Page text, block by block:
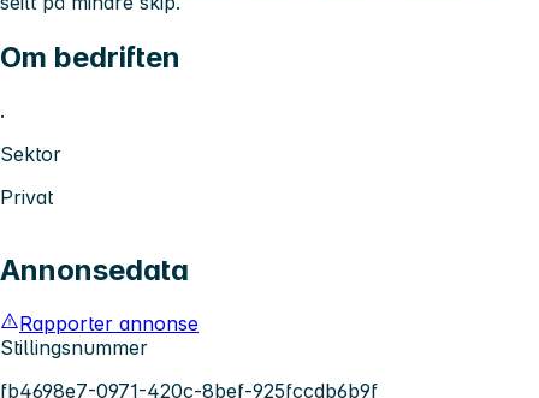
Om bedriften
.
Sektor
Privat
Annonsedata
Rapporter annonse
Stillingsnummer
fb4698e7-0971-420c-8bef-925fccdb6b9f